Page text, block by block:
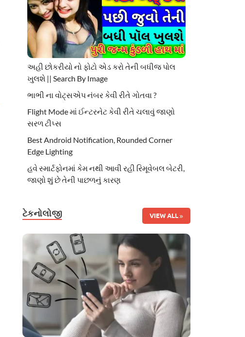
અહી છોકરીયો નો ફોટો એડ કરો તેની બધીજ પોલ
ખુલશે || Search By Image
ભાભી ના વોટ્સએપ નંબર કેવી રીતે ગોતવા ?
Flight Mode માં ઈન્ટરનેટ કેવી રીતે ચલાવું જાણો
સરળ ટીપ્સ
Best Android Notification, Rounded Corner
Edge Lighting
હવે સ્માર્ટફોનમાં કેમ નથી આવી રહી રિમૂવેબલ બેટરી,
જાણો શું છે તેની પાછળનું કારણ
ટેકનોલોજી VIEW ALL